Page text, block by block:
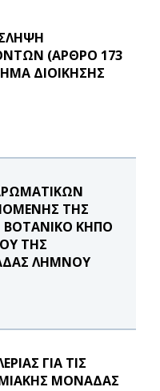
(ΑΡΘΡΟ 173
ΔΙΟΙΚΗΣΗΣ
ΤΗΣ
ΒΟΤΑΝΙΚΟ ΚΗΠΟ
ΤΗΣ
ΛΗΜΝΟΥ
ΓΙΑ ΤΙΣ
ΜΟΝΑΔΑΣ